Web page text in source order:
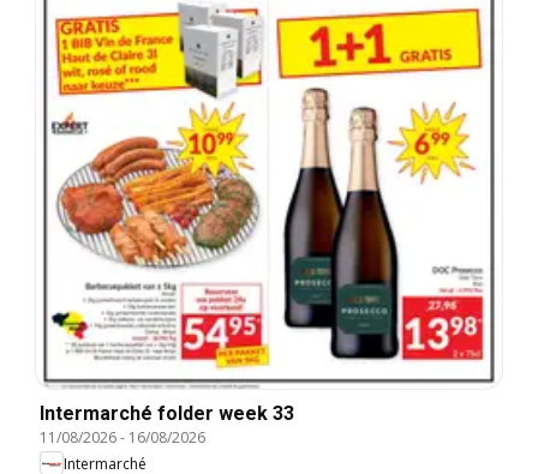
Intermarché folder week 33
11/08/2026- 16/08/2026
Intermarché